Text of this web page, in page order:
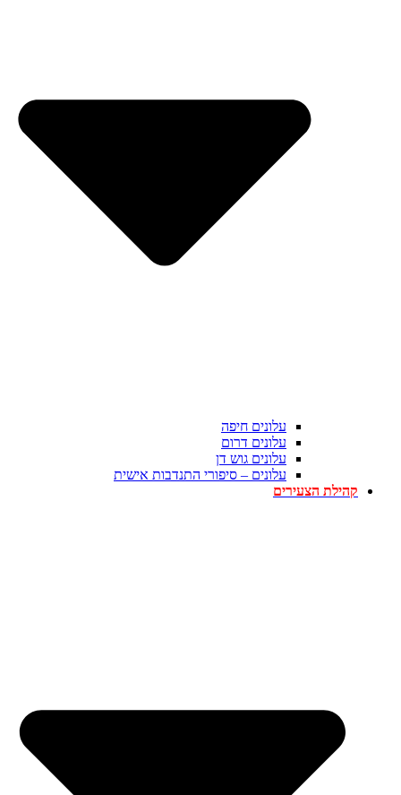
עלונים חיפה
עלונים דרום
עלונים גוש דן
עלונים – סיפורי התנדבות אישית
קהילת הצעירים